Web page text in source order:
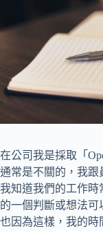
在公司我是採取「
通常是不關的，我跟
我知道我們的工作時
的一個判斷或想法
也因為這樣，我的時